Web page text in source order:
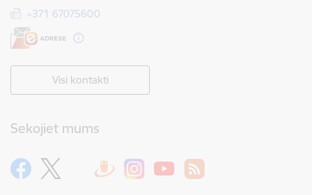
+371 67075600
Visi kontakti
Sekojiet mums